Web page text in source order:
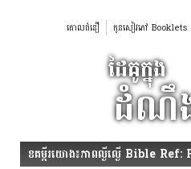
គោលជំនឿ កូនសៀវភៅ Booklets
ខគម្ពីរយោង៖ភាពល្ងីល្ងើ Bible